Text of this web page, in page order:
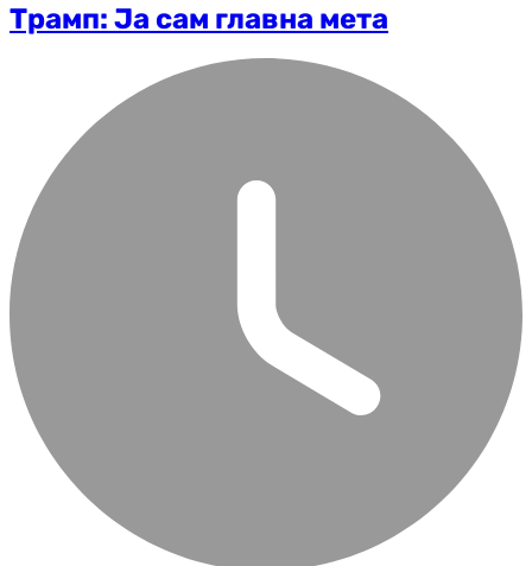
Трамп: Ја сам главна мета